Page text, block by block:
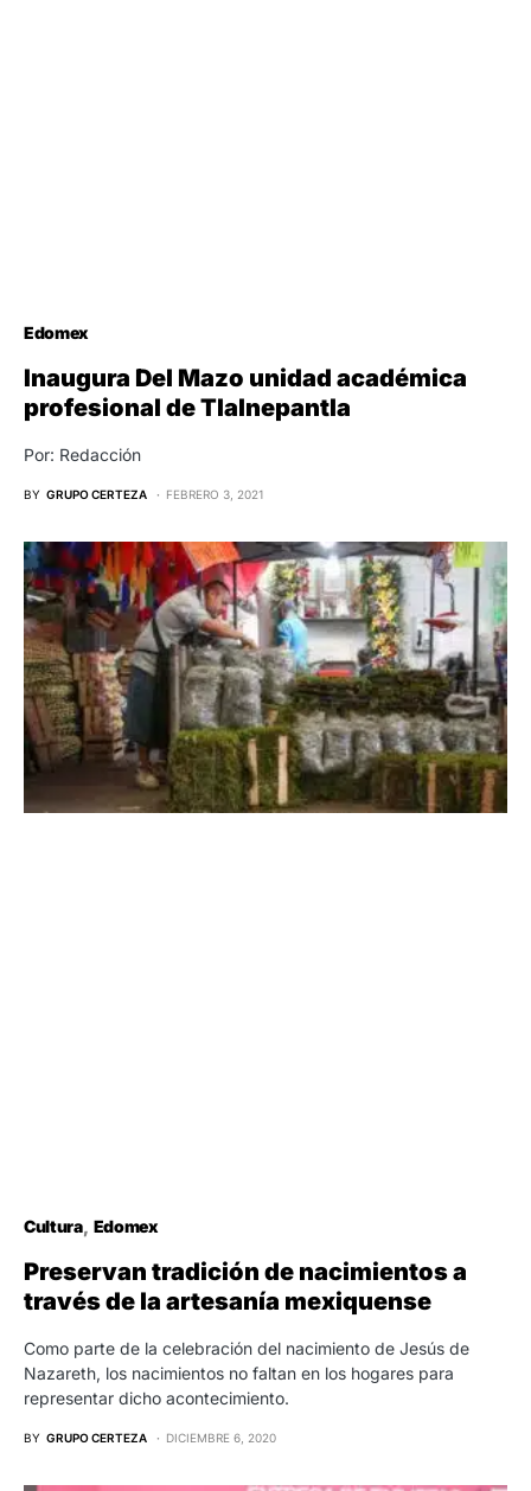
Edomex
Inaugura Del Mazo unidad académica
profesional de Tlalnepantla
Por: Redacción
BY GRUPO CERTEZA FEBRERO 3, 2021
Cultura Edomex
Preservan tradición de nacimientos a
través de la artesanía mexiquense
Como parte de la celebración del nacimiento de Jesús de
Nazareth, los nacimientos no faltan en los hogares para
representar dicho acontecimiento.
BY GRUPO CERTEZA DICIEMBRE 6, 2020